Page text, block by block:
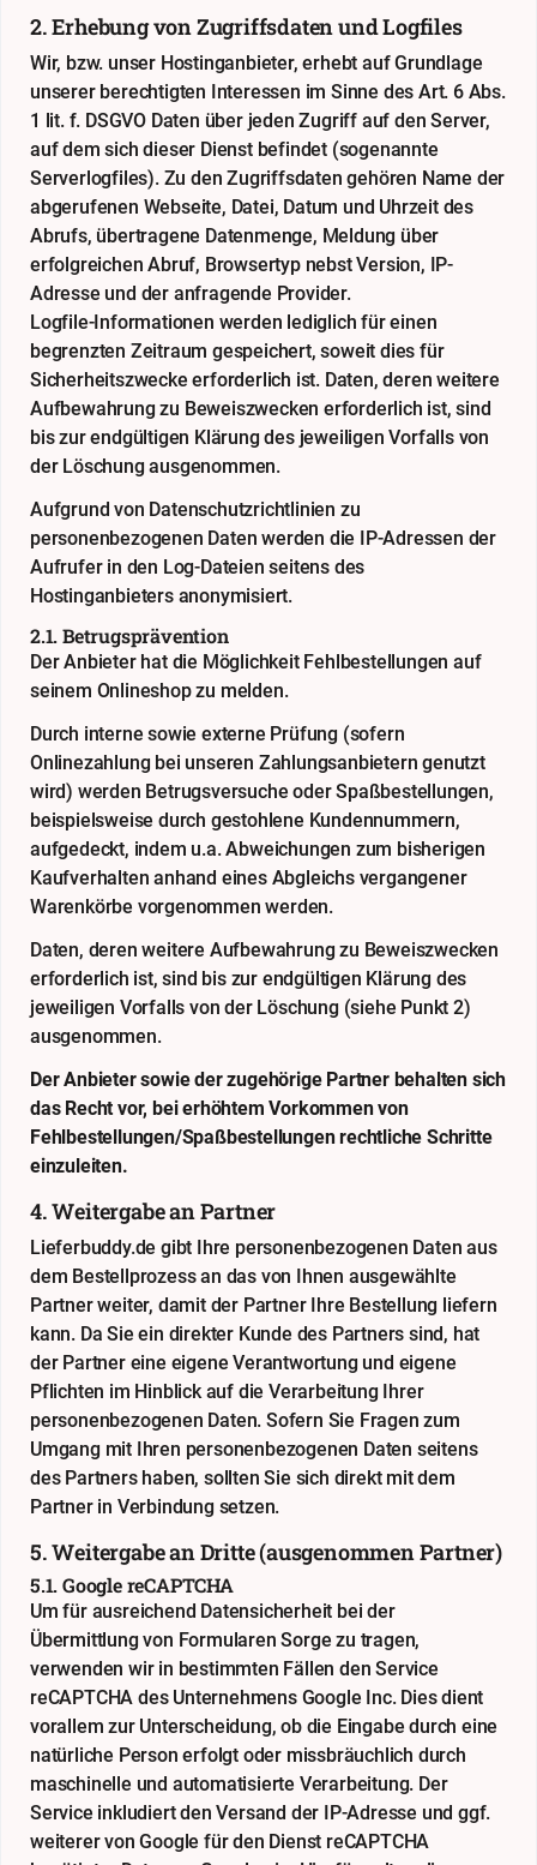
2. Erhebung von Zugriffsdaten und Logfiles
Wir, bzw. unser Hostinganbieter, erhebt auf Grundlage
unserer berechtigten Interessen im Sinne des Art. 6 Abs.
1 lit. f. DSGVO Daten über jeden Zugriff auf den Server,
auf dem sich dieser Dienst befindet (sogenannte
Serverlogfiles). Zu den Zugriffsdaten gehören Name der
abgerufenen Webseite, Datei, Datum und Uhrzeit des
Abrufs, übertragene Datenmenge, Meldung über
erfolgreichen Abruf, Browsertyp nebst Version, IP-
Adresse und der anfragende Provider.
Logfile-Informationen werden lediglich für einen
begrenzten Zeitraum gespeichert, soweit dies für
Sicherheitszwecke erforderlich ist. Daten, deren weitere
Aufbewahrung zu Beweiszwecken erforderlich ist, sind
bis zur endgültigen Klärung des jeweiligen Vorfalls von
der Löschung ausgenommen.
Aufgrund von Datenschutzrichtlinien zu
personenbezogenen Daten werden die IP-Adressen der
Aufrufer in den Log-Dateien seitens des
Hostinganbieters anonymisiert.
2.1. Betrugsprävention
Der Anbieter hat die Möglichkeit Fehlbestellungen auf
seinem Onlineshop zu melden.
Durch interne sowie externe Prüfung (sofern
Onlinezahlung bei unseren Zahlungsanbietern genutzt
wird) werden Betrugsversuche oder Spaßbestellungen,
beispielsweise durch gestohlene Kundennummern,
aufgedeckt, indem u.a. Abweichungen zum bisherigen
Kaufverhalten anhand eines Abgleichs vergangener
Warenkörbe vorgenommen werden.
Daten, deren weitere Aufbewahrung zu Beweiszwecken
erforderlich ist, sind bis zur endgültigen Klärung des
jeweiligen Vorfalls von der Löschung (siehe Punkt 2)
ausgenommen.
Der Anbieter sowie der zugehörige Partner behalten sich
das Recht vor, bei erhöhtem Vorkommen von
Fehlbestellungen/Spaßbestellungen rechtliche Schritte
einzuleiten.
4. Weitergabe an Partner
Lieferbuddy.de gibt Ihre personenbezogenen Daten aus
dem Bestellprozess an das von Ihnen ausgewählte
Partner weiter, damit der Partner Ihre Bestellung liefern
kann. Da Sie ein direkter Kunde des Partners sind, hat
der Partner eine eigene Verantwortung und eigene
Pflichten im Hinblick auf die Verarbeitung Ihrer
personenbezogenen Daten. Sofern Sie Fragen zum
Umgang mit Ihren personenbezogenen Daten seitens
des Partners haben, sollten Sie sich direkt mit dem
Partner in Verbindung setzen.
5. Weitergabe an Dritte (ausgenommen Partner)
5.1. Google reCAPTCHA
Um für ausreichend Datensicherheit bei der
Übermittlung von Formularen Sorge zu tragen,
verwenden wir in bestimmten Fällen den Service
reCAPTCHA des Unternehmens Google Inc. Dies dient
vorallem zur Unterscheidung, ob die Eingabe durch eine
natürliche Person erfolgt oder missbräuchlich durch
maschinelle und automatisierte Verarbeitung. Der
Service inkludiert den Versand der IP-Adresse und ggf.
weiterer von Google für den Dienst reCAPTCHA